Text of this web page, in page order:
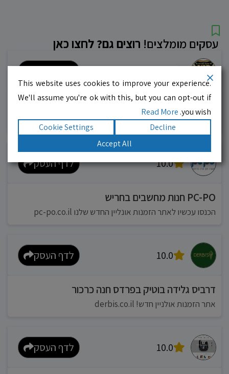
עסקים מומלצים! רוצים גם? לחצו כאן
מוניות רחובות בילו
אפשר להזמין מונית בכל רגע 24/6
10.0 לדף העסק
PC-PO חנות מחשבים בחריש
הכנסו עכשיו לאתר הזמנות אונליין החדש שלנו pc-po.co.il
10.0 לדף העסק
דרביס גלידה בוטיק בפרדס חנה כרכור
אתר הזמנות אולניין חדש! derbis.co.il
10.0 לדף העסק
This website uses cookies to improve your experience.
We'll assume you're ok with this, but you can opt-out if
you wish.
Read More
Decline
Cookie Settings
Accept All